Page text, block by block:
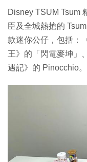
Disney TSUM Tsum
臣及全城熱搶的
款迷你公仔，包括：
王》的「閃電麥坤」
遇記》的 Pinocchio。